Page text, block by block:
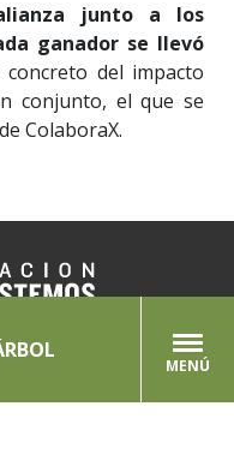
MENÚ
junto a los
ganador se llevó
del impacto
conjunto, el que se
ColaboraX.